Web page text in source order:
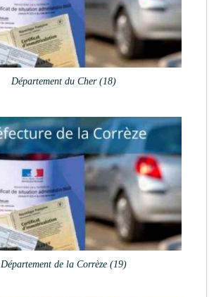
Département du Cher (18)
Département de la Corrèze (19)